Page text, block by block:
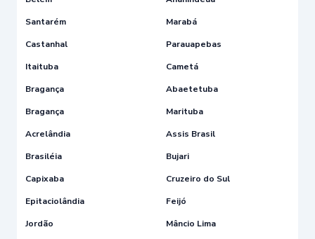
Santarém
Marabá
Castanhal
Parauapebas
Itaituba
Cametá
Bragança
Abaetetuba
Bragança
Marituba
Acrelândia
Assis Brasil
Brasiléia
Bujari
Capixaba
Cruzeiro do Sul
Epitaciolândia
Feijó
Jordão
Mâncio Lima